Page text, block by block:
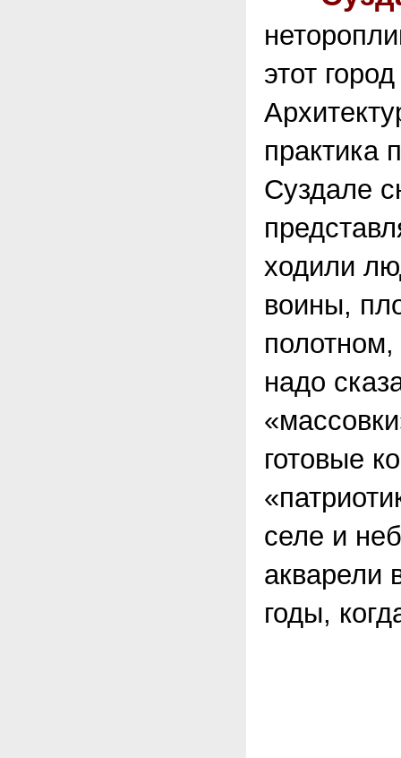
этот
практика
Суздале
ходили
воины,
надо
готовые
селе и
акварели
годы,